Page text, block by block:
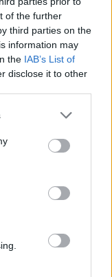
of the further
third parties on the
information may
the IAB’s List of
disclose it to other
μια
ζει
τις βάφτισε
τόλμησε να
με τις
Τεμπών,
μπαζώματος,